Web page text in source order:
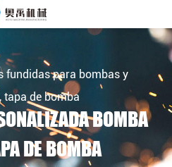
fundidas para bombas y
tapa de bomba
BOMBA
DE BOMBA